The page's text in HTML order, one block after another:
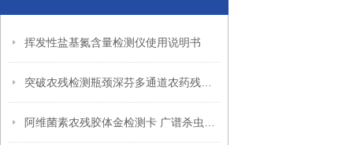
挥发性盐基氮含量检测仪使用说明书